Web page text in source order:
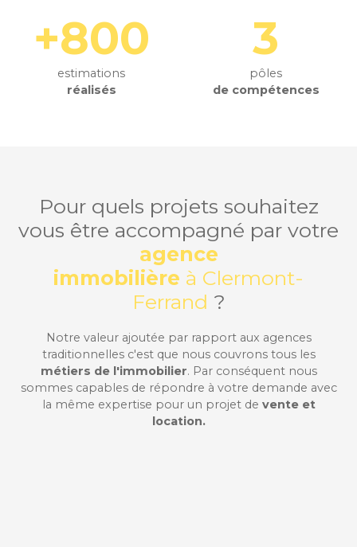
+800
estimations
réalisés
3
pôles
de compétences
Pour quels projets souhaitez
vous être accompagné par votre
agence
immobilière à Clermont-
Ferrand ?
Notre valeur ajoutée par rapport aux agences
traditionnelles c'est que nous couvrons tous les
métiers de l'immobilier. Par conséquent nous
sommes capables de répondre à votre demande avec
la même expertise pour un projet de vente et
location.